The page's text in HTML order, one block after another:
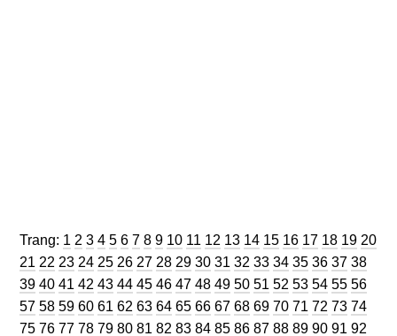
Trang: Trang
1 Trang
2 Trang
3 Trang
4 Trang
5 Trang
6 Trang
7 Trang
8 Trang
9 Trang
10 Trang
11 Trang
12 Trang
13 Trang
14 Trang
15 Trang
16 Trang
17 Trang
18 Trang
19 Trang
20
Trang
21 Trang
22 Trang
23 Trang
24 Trang
25 Trang
26 Trang
27 Trang
28 Trang
29 Trang
30 Trang
31 Trang
32 Trang
33 Trang
34 Trang
35 Trang
36 Trang
37 Trang
38
39 Trang
40 Trang
41 Trang
42 Trang
43 Trang
44 Trang
45 Trang
46 Trang
47 Trang
48 Trang
49 Trang
50 Trang
51 Trang
52 Trang
53 Trang
54 Trang
55 Trang
56
57 Trang
58 Trang
59 Trang
60 Trang
61 Trang
62 Trang
63 Trang
64 Trang
65 Trang
66 Trang
67 Trang
68 Trang
69 Trang
70 Trang
71 Trang
72 Trang
73 Trang
74
75 Trang
76 Trang
77 Trang
78 Trang
79 Trang
80 Trang
81 Trang
82 Trang
83 Trang
84 Trang
85 Trang
86 Trang
87 Trang
88 Trang
89 Trang
90 Trang
91 Trang
92